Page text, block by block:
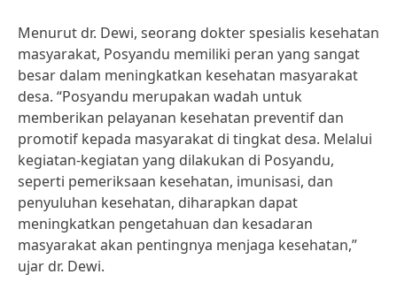
Menurut dr. Dewi, seorang dokter spesialis kesehatan
masyarakat, Posyandu memiliki peran yang sangat
besar dalam meningkatkan kesehatan masyarakat
desa. “Posyandu merupakan wadah untuk
memberikan pelayanan kesehatan preventif dan
promotif kepada masyarakat di tingkat desa. Melalui
kegiatan-kegiatan yang dilakukan di Posyandu,
seperti pemeriksaan kesehatan, imunisasi, dan
penyuluhan kesehatan, diharapkan dapat
meningkatkan pengetahuan dan kesadaran
masyarakat akan pentingnya menjaga kesehatan,”
ujar dr. Dewi.